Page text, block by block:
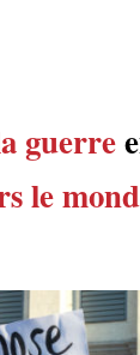
guerre
le